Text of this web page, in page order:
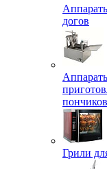
догов
пончиков
Грили